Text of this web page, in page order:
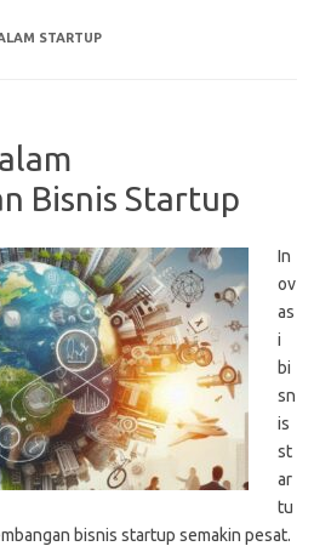
STARTUP
Bisnis Startup
In
ov
as
i
bi
sn
is
st
ar
tu
bisnis startup semakin pesat.